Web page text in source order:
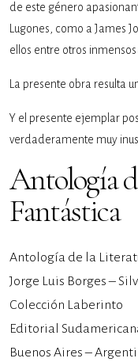
de este género
Lugones, como a James
ellos entre otros
La presente obra resulta
Y el presente ejemplar
verdaderamente muy
Antología
Fantástica
Antología de la
Jorge Luis Borges –
Colección Laberinto
Editorial
Buenos Aires –